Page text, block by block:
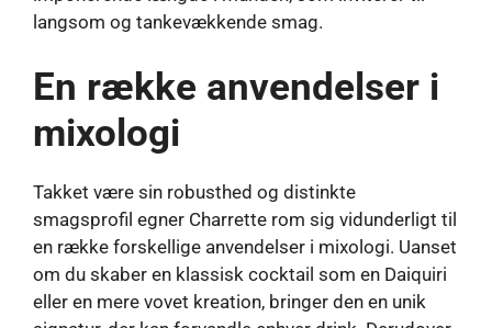
langsom og tankevækkende smag.
En række anvendelser i
mixologi
Takket være sin robusthed og distinkte
smagsprofil egner Charrette rom sig vidunderligt til
en række forskellige anvendelser i mixologi. Uanset
om du skaber en klassisk cocktail som en Daiquiri
eller en mere vovet kreation, bringer den en unik